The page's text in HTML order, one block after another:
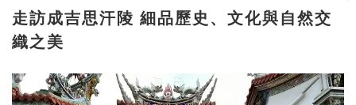
走訪成吉思汗陵 細品歷史、文化與自然交
織之美